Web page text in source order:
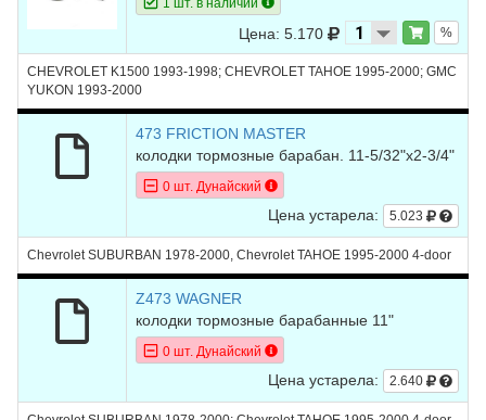
Цена: 5.170 %
CHEVROLET K1500 1993-1998; CHEVROLET TAHOE 1995-2000; GMC
YUKON 1993-2000
473 FRICTION MASTER
колодки тормозные барабан. 11-5/32"x2-3/4"
0 шт. Дунайский
Цена устарела: 5.023
Chevrolet SUBURBAN 1978-2000, Chevrolet TAHOE 1995-2000 4-door
Z473 WAGNER
колодки тормозные барабанные 11"
0 шт. Дунайский
Цена устарела: 2.640